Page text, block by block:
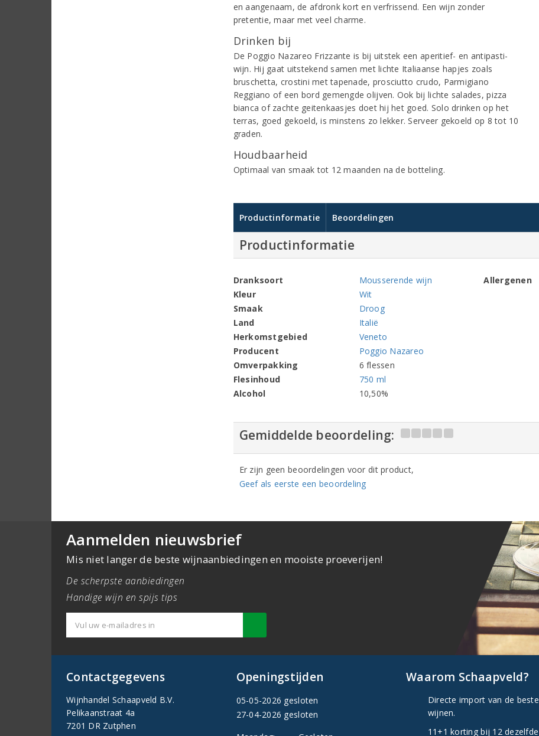
en aangenaam, de afdronk kort en verfrissend. Een wijn zonder
pretentie, maar met veel charme.
Drinken bij
De Poggio Nazareo Frizzante is bij uitstek een aperitief- en antipasti-
wijn. Hij gaat uitstekend samen met lichte Italiaanse hapjes zoals
bruschetta, crostini met tapenade, prosciutto crudo, Parmigiano
Reggiano of een bord gemengde olijven. Ook bij lichte salades, pizza
bianca of zachte geitenkaasjes doet hij het goed. Solo drinken op het
terras, goed gekoeld, is minstens zo lekker. Serveer gekoeld op 8 tot 10
graden.
Houdbaarheid
Optimaal van smaak tot 12 maanden na de botteling.
Productinformatie Beoordelingen
Productinformatie
Dranksoort
Mousserende wijn
Kleur
Wit
Smaak
Droog
Land
Italië
Herkomstgebied
Veneto
Producent
Poggio Nazareo
Omverpakking
6 flessen
Flesinhoud
750 ml
Alcohol
10,50%
Allergenen
Gemiddelde beoordeling:
Er zijn geen beoordelingen voor dit product,
Geef als eerste een beoordeling
Aanmelden nieuwsbrief
Mis niet langer de beste wijnaanbiedingen en mooiste proeverijen!
De scherpste aanbiedingen
Handige wijn en spijs tips
Contactgegevens
Wijnhandel Schaapveld B.V.
Pelikaanstraat 4a
7201 DR Zutphen
Openingstijden
05-05-2026 gesloten
27-04-2026 gesloten
Waarom Schaapveld?
Directe import van de beste
wijnen.
11+1 korting bij 12 dezelfde